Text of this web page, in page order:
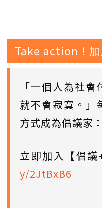
Take action！加
「一個人為社
就不會寂寞。」
方式成為倡議家：
立即加入【倡議
y/2JtBxB6